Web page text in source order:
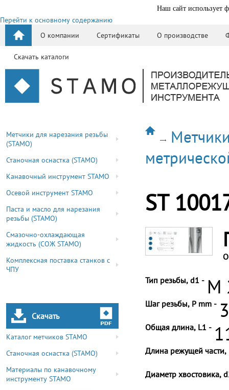
Наш сайт использует
Перейти к основному содержанию
О компании
Сертификаты О производстве
Скачать каталоги
Метчики для нарезания резьбы
(STAMO)
Станочная оснастка (STAMO)
Канавочный инструмент STAMO
Осевой инструмент STAMO
Паста и масло для нарезания
резьбы (STAMO)
Смазочно-охлаждающая
жидкость (СОЖ STAMO)
Комплексная поставка станков с
ЧПУ
Скачать
Каталог метчиков STAMO
Станочная оснастка (STAMO)
Материалы по канавочному
инструменту STAMO
ST
Тип резьбы, d1 - M
Шаг резьбы, P mm -
Общая длина, L1 -
Длина режущей части,
Диаметр хвостовика,